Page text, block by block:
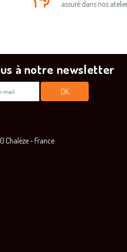
assuré dans nos
à notre newsletter
Chalèze - France